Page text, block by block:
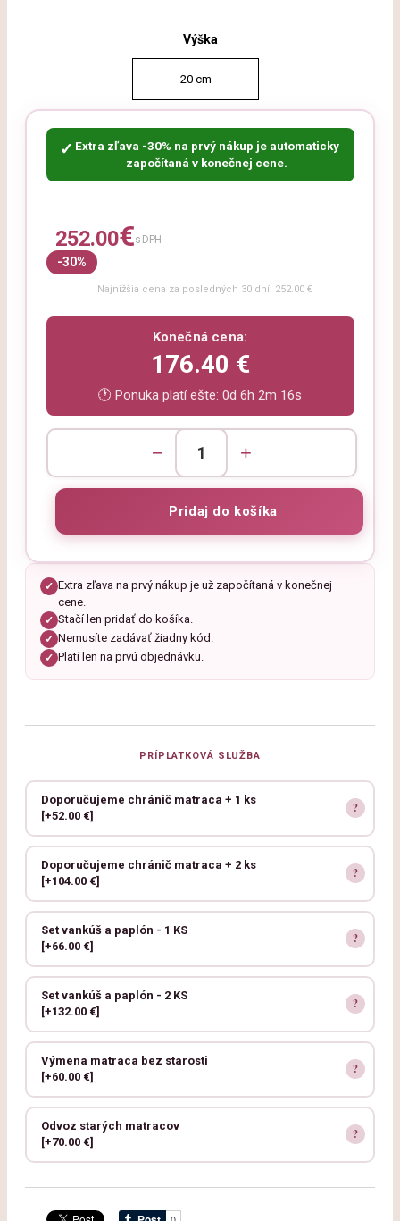
Výška
20 cm
✓ Extra zľava -30% na prvý nákup je automaticky
započítaná v konečnej cene.
252.00€s DPH
-30%
Najnižšia cena za posledných 30 dní: 252.00 €
Konečná cena:
176.40 €
🕐 Ponuka platí ešte: 0d 6h 2m 15s
− +
✓ Extra zľava na prvý nákup je už započítaná v konečnej
cene.
✓ Stačí len pridať do košíka.
✓ Nemusíte zadávať žiadny kód.
✓ Platí len na prvú objednávku.
PRÍPLATKOVÁ SLUŽBA
Doporučujeme chránič matraca + 1 ks
[+52.00 €]
Doporučujeme chránič matraca + 2 ks
[+104.00 €]
Set vankúš a paplón - 1 KS
[+66.00 €]
Set vankúš a paplón - 2 KS
[+132.00 €]
Výmena matraca bez starosti
[+60.00 €]
Odvoz starých matracov
[+70.00 €]